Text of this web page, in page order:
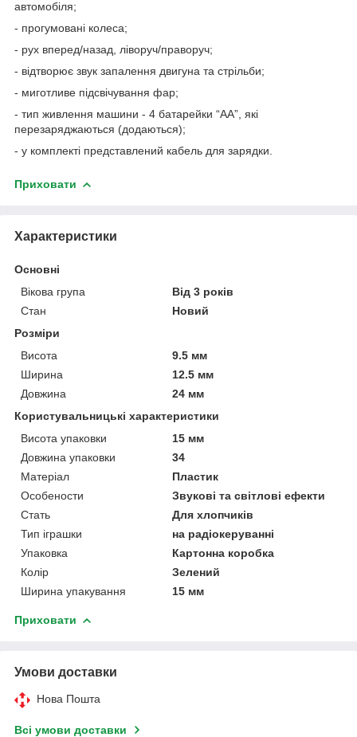
автомобіля;
- прогумовані колеса;
- рух вперед/назад, ліворуч/праворуч;
- відтворює звук запалення двигуна та стрільби;
- миготливе підсвічування фар;
- тип живлення машини - 4 батарейки “АА”, які
перезаряджаються (додаються);
- у комплекті представлений кабель для зарядки.
Приховати
Характеристики
Основні
Вікова група
Від 3 років
Стан
Новий
Розміри
Висота
9.5 мм
Ширина
12.5 мм
Довжина
24 мм
Користувальницькі характеристики
Висота упаковки
15 мм
Довжина упаковки
34
Матеріал
Пластик
Особености
Звукові та світлові ефекти
Стать
Для хлопчиків
Тип іграшки
на радіокеруванні
Упаковка
Картонна коробка
Колір
Зелений
Ширина упакування
15 мм
Приховати
Умови доставки
Нова Пошта
Всі умови доставки